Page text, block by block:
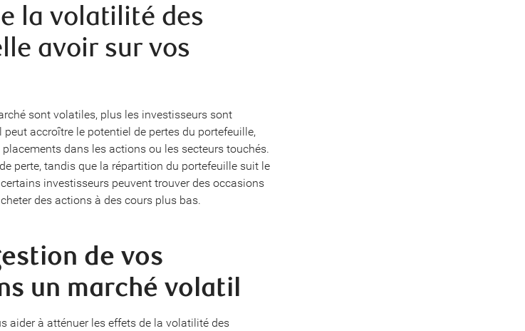
la volatilité des
avoir sur vos
sont volatiles, plus les investisseurs sont
accroître le potentiel de pertes du portefeuille,
dans les actions ou les secteurs touchés.
perte, tandis que la répartition du portefeuille suit le
investisseurs peuvent trouver des occasions
des actions à des cours plus bas.
de vos
un marché volatil
aider à atténuer les effets de la volatilité des